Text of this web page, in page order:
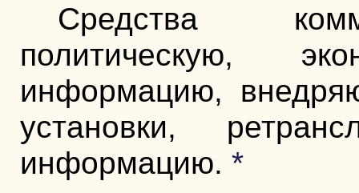
Средства
политическую,
информацию,
установки,
информацию. *